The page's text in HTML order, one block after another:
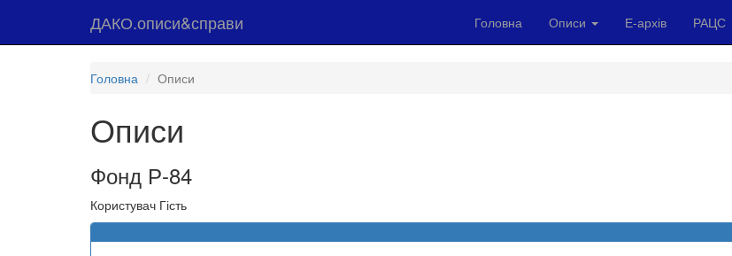
ДАКО.описи&справи Головна Описи Е-архів РАЦС
Головна Описи
Описи
Фонд Р-84
Користувач Гість